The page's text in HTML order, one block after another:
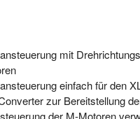
mit
einfach für den
zur Bereitstellung
der M-Motoren